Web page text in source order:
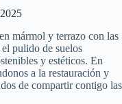
mármol y terrazo con las
el pulido de suelos
y estéticos. En
a la restauración y
de compartir contigo las